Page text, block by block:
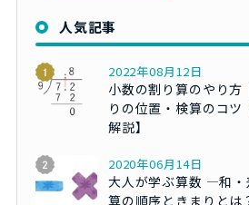
人気記事
2022年08月12日
小数の割り算のやり方
りの位置・検算のコツ
解説】
2020年06月14日
大人が学ぶ算数 ―和・
算の順序ときまりと